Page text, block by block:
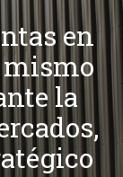
en
mismo
la